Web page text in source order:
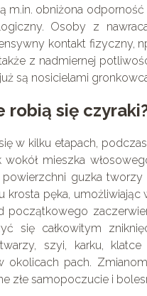
m.in. obniżona
Osoby z
kontakt fizyczny,
z nadmiernej
są nosicielami
robią się
w kilku etapach,
wokół mieszka
powierzchni guzka
krosta pęka,
początkowego
się całkowitym
szyi, karku,
okolicach pach.
złe samopoczucie i